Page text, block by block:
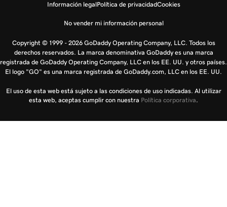
Información legalPolítica de privacidadCookies
No vender mi información personal
Copyright © 1999 - 2026 GoDaddy Operating Company, LLC. Todos los
derechos reservados. La marca denominativa GoDaddy es una marca
registrada de GoDaddy Operating Company, LLC en los EE. UU. y otros países.
El logo "GO" es una marca registrada de GoDaddy.com, LLC en los EE. UU.
El uso de esta web está sujeto a las condiciones de uso indicadas. Al utilizar
esta web, aceptas cumplir con nuestra Política corporativa.